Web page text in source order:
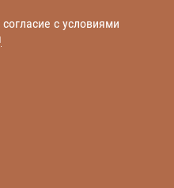
с условиями